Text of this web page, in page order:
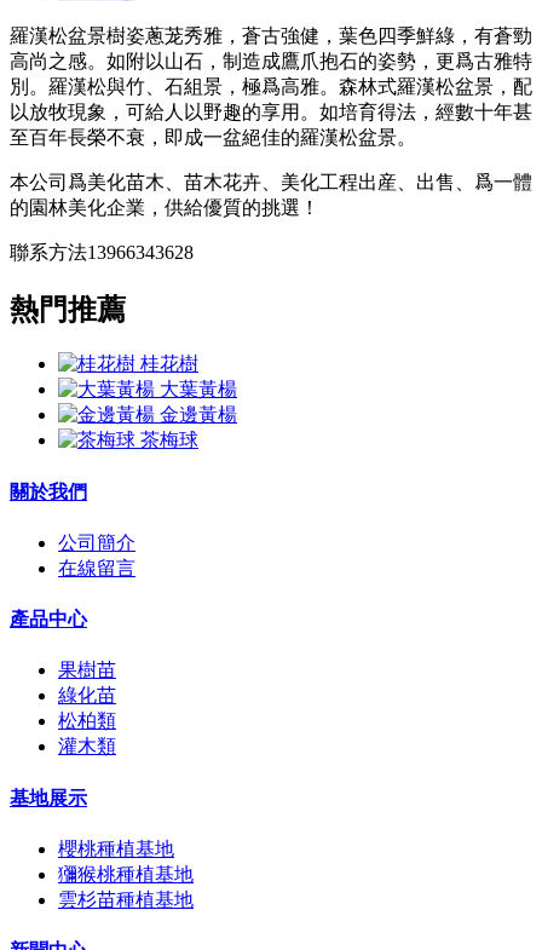
羅漢松盆景樹姿蔥茏秀雅，蒼古強健，葉色四季鮮綠，有蒼勁
高尚之感。如附以山石，制造成鷹爪抱石的姿勢，更爲古雅特
別。羅漢松與竹、石組景，極爲高雅。森林式羅漢松盆景，配
以放牧現象，可給人以野趣的享用。如培育得法，經數十年甚
至百年長榮不衰，即成一盆絕佳的羅漢松盆景。
本公司爲美化苗木、苗木花卉、美化工程出産、出售、爲一體
的園林美化企業，供給優質的挑選！
聯系方法13966343628
熱門推薦
桂花樹
大葉黃楊
金邊黃楊
茶梅球
關於我們
公司簡介
在線留言
產品中心
果樹苗
綠化苗
松柏類
灌木類
基地展示
櫻桃種植基地
獼猴桃種植基地
雲杉苗種植基地